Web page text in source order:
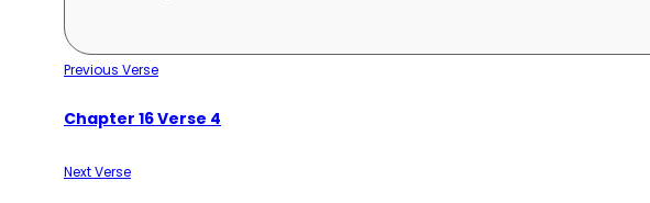
Previous Verse
Chapter 16 Verse 4
Next Verse